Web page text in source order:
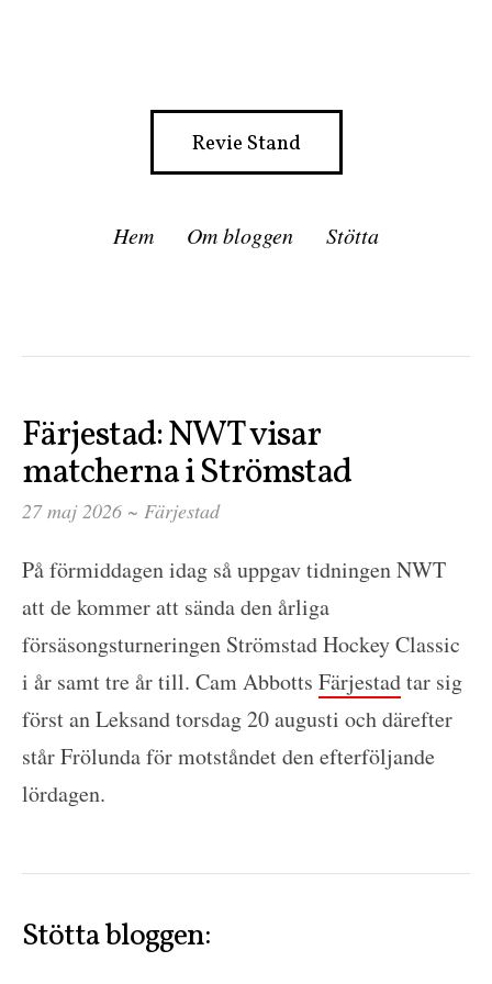
Revie Stand
Hem Om bloggen Stötta
Färjestad: NWT visar
matcherna i Strömstad
27 maj 2026 ~ Färjestad
På förmiddagen idag så uppgav tidningen NWT
att de kommer att sända den årliga
försäsongsturneringen Strömstad Hockey Classic
i år samt tre år till. Cam Abbotts Färjestadtar sig
först an Leksand torsdag 20 augusti och därefter
står Frölunda för motståndet den efterföljande
lördagen.
Stötta bloggen: